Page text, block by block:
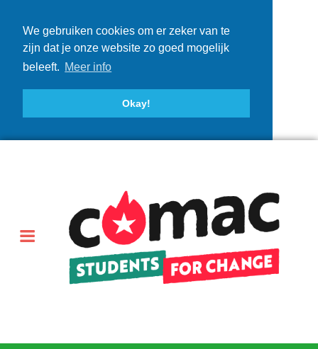
We gebruiken cookies om er zeker van te
zijn dat je onze website zo goed mogelijk
beleeft. Meer info
Okay!